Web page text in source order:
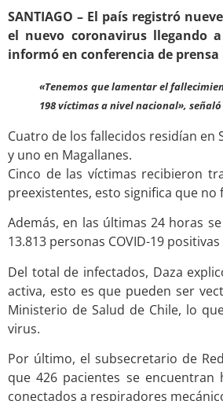
SANTIAGO – El país registró
el nuevo coronavirus llegando
informó en conferencia de
«Tenemos que lamentar el
198 víctimas a nivel nacional»,
Cuatro de los fallecidos residían en
y uno en Magallanes.
Cinco de las víctimas recibieron
preexistentes, esto significa que
Además, en las últimas 24 horas
13.813 personas COVID-19
Del total de infectados, Daza
activa, esto es que pueden ser
Ministerio de Salud de Chile, lo
virus.
Por último, el subsecretario de
que 426 pacientes se encuentran
conectados a respiradores